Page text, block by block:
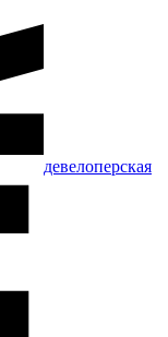
девелоперская